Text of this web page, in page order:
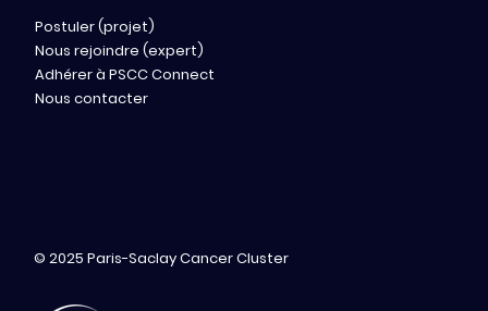
Postuler (projet)
Nous rejoindre (expert)
Adhérer à PSCC Connect
Nous contacter
© 2025 Paris-Saclay Cancer Cluster